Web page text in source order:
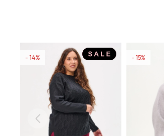
14 15